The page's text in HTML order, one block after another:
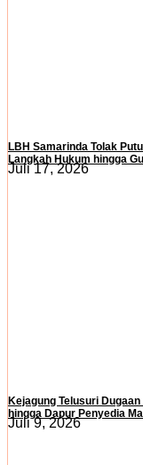
LBH Samarinda Tolak
Langkah Hukum hingga
Juli 17, 2026
Kejagung Telusuri
hingga Dapur Penyedia
Juli 9, 2026